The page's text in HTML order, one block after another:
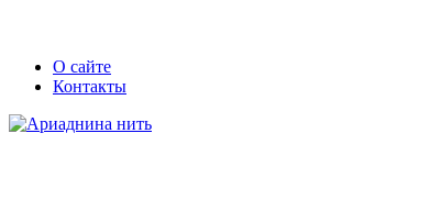
Skip
Secondary
left
navigation
Secondary
right
navigation
О сайте
Контакты